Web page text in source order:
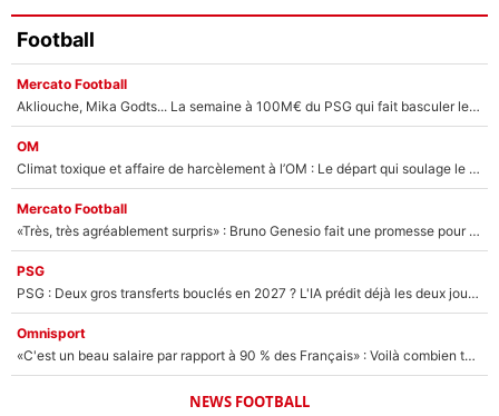
Football
Mercato Football
Akliouche, Mika Godts... La semaine à 100M€ du PSG qui fait basculer le mercato du PSG !
OM
Climat toxique et affaire de harcèlement à l’OM : Le départ qui soulage le vestiaire de Bruno Genesio
Mercato Football
«Très, très agréablement surpris» : Bruno Genesio fait une promesse pour la suite du mercato de l’OM et rassure les supporters
PSG
PSG : Deux gros transferts bouclés en 2027 ? L'IA prédit déjà les deux joueurs qui pourraient rejoindre Luis Enrique !
Omnisport
«C'est un beau salaire par rapport à 90 % des Français» : Voilà combien touchait Nelson Monfort sur France Télévisions avant de rejoindre CNews
NEWS FOOTBALL